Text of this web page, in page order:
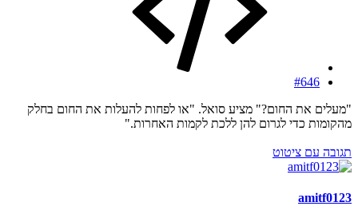
#646
"מעלים את החום?" מציע סואל. "או לפחות להעלות את החום בחלק
מהקומות כדי לגרום להן ללכת לקמות האחרות."
תגובה עם ציטוט
amitf0123